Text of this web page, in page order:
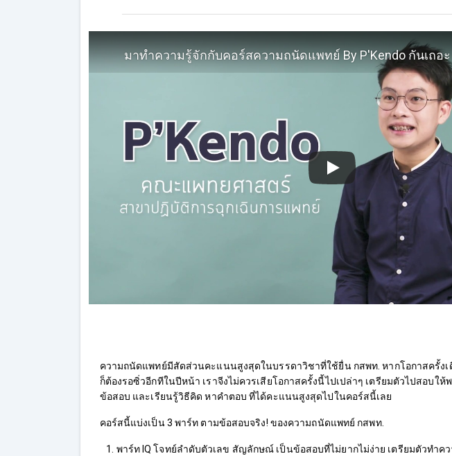
มาทำความรู้จักกับคอร์สความถนัดแพทย์ By P'Kendo กันเถอะ
ความถนัดแพทย์มีสัดส่วนคะแนนสูงสุดในบรรดาวิชาที่ใช้ยื่น กสพท. หากโอกาสครั้ง
ก็ต้องรอซิ่วอีกทีในปีหน้า เราจีงไม่ควรเสียโอกาสครั้งนี้ไปเปล่าๆ เตรียมตัวไปสอบให้
ข้อสอบ และเรียนรู้วิธีคิด หาคำตอบ ที่ได้คะแนนสูงสุดไปในคอร์สนี้เลย
คอร์สนี้แบ่งเป็น 3 พาร์ท ตามข้อสอบจริง! ของความถนัดแพทย์ กสพท.
พาร์ท IQ โจทย์ลำดับตัวเลข สัญลักษณ์ เป็นข้อสอบที่ไม่ยากไม่ง่าย เตรียมตัวทำค